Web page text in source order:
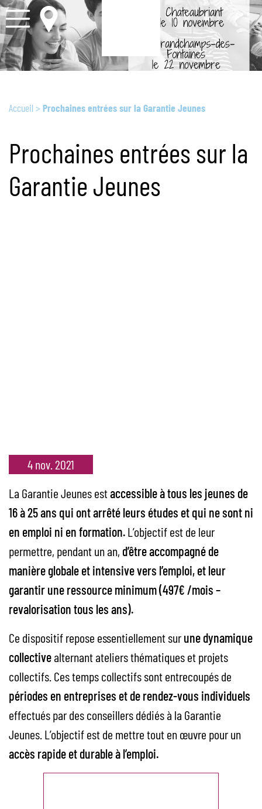
Accueil > Prochaines entrées sur la Garantie Jeunes
Prochaines entrées sur la
Garantie Jeunes
4 nov. 2021
La Garantie Jeunes estaccessible à tous les jeunes de
16 à 25 ans qui ont arrêté leurs études et qui ne sont ni
en emploi ni en formation.L’objectif est de leur
permettre, pendant un an, d’être accompagné de
manière globale et intensive vers l’emploi, et leur
garantir une ressource minimum (497€ /mois –
revalorisation tous les ans).
Ce dispositif repose essentiellement surune dynamique
collectivealternant ateliers thématiques et projets
collectifs. Ces temps collectifs sont entrecoupés de
périodes en entreprises et de rendez-vous individuels
effectués par des conseillers dédiés à la Garantie
Jeunes. L’objectif est de mettre tout en œuvre pour un
accès rapide et durable à l’emploi.